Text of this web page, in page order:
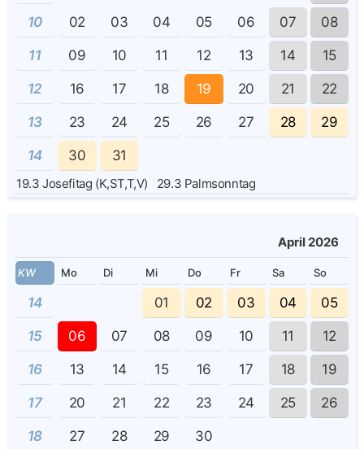
10 02 03 04 05 06 07 08
11 09 10 11 12 13 14 15
12 16 17 18 19 20 21 22
13 23 24 25 26 27 28 29
14 30 31
19.3 Josefitag (K,ST,T,V) 29.3 Palmsonntag
April 2026
KW Mo Di Mi Do Fr Sa So
14 01 02 03 04 05
15 06 07 08 09 10 11 12
16 13 14 15 16 17 18 19
17 20 21 22 23 24 25 26
18 27 28 29 30